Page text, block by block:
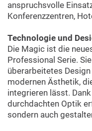
anspruchsvolle
Konferenzzentren,
Technologie und
Die Magic ist die
Professional Serie.
überarbeitetes
modernen Ästhetik,
integrieren lässt.
durchdachten Optik
sondern auch